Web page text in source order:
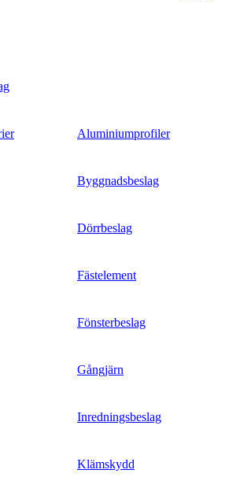
Aluminiumprofiler
Byggnadsbeslag
Dörrbeslag
Fästelement
Fönsterbeslag
Gångjärn
Inredningsbeslag
Klämskydd